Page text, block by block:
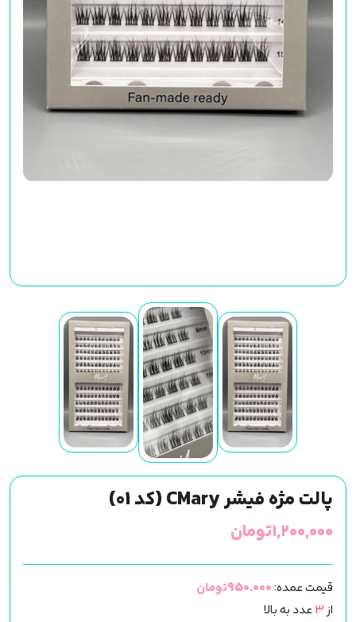
پالت مژه فیشر CMary (کد 01)
۱,۲۰۰,۰۰۰تومان
قیمت عمده:950.000تومان
از3عدد به بالا